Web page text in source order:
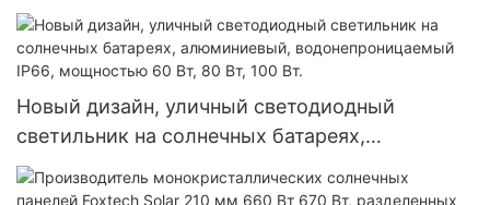
водонепроницаемая лампа
Новый дизайн, уличный светодиодный
светильник на солнечных батареях,
алюминиевый, водонепроницаемый IP66,
мощностью 60 Вт, 80 Вт, 100 Вт.